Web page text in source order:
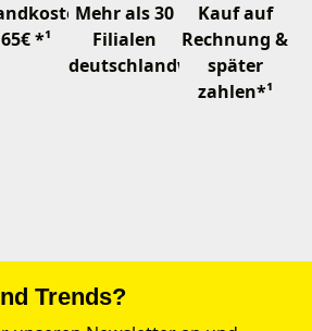
*¹
Mehr als 30
Filialen
deutschlandweit
Kauf auf
Rechnung &
später
zahlen*¹
Trends?